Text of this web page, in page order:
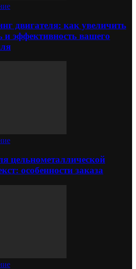
двигателя: как увеличить
и эффективность вашего
цельнометаллической
особенности заказа